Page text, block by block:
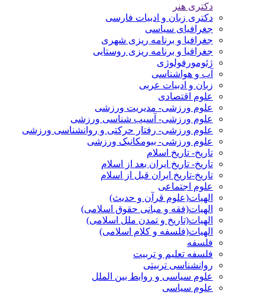
دکتری هنر
دکتری زبان و ادبیات فارسی
جغرافیای سیاسی
جغرافیا و برنامه ریزی شهری
جغرافیا و برنامه ریزی روستایی
ژئومورفولوژی
آب و هواشناسی
زبان و ادبیات عربی
علوم اقتصادی
علوم ورزشی- مدیریت ورزشی
علوم ورزشی- آسیب شناسی ورزشی
علوم ورزشی- رفتار حرکتی و روانشناسی ورزشی
علوم ورزشی- بیومکانیک ورزشی
تاریخ- تاریخ اسلام
تاریخ- تاریخ ایران بعد از اسلام
تاریخ-تاریخ ایران قبل از اسلام
علوم اجتماعی
الهیات(علوم قرآن و حدیث)
الهیات(فقه و مبانی حقوق اسلامی)
الهیات(تاریخ و تمدن ملل اسلامی)
الهیات(فلسفه و کلام اسلامی)
فلسفه
فلسفه تعلیم و تربیت
روانشناسی تربیتی
علوم سیاسی و روابط بین الملل
علوم سیاسی